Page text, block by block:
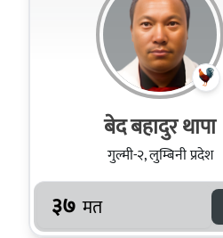
बेद बहादुर थापा
गुल्मी-२, लुम्बिनी प्रदेश
३७ मत